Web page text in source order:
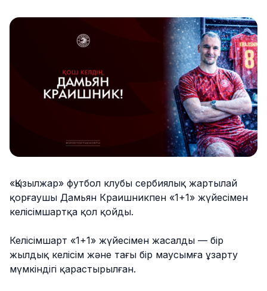
«Қызылжар» футбол клубы сербиялық жартылай
қорғаушы Дамьян Краишникпен «1+1» жүйесімен
келісімшартқа қол қойды.
Келісімшарт «1+1» жүйесімен жасалды — бір
жылдық келісім және тағы бір маусымға ұзарту
мүмкіндігі қарастырылған.